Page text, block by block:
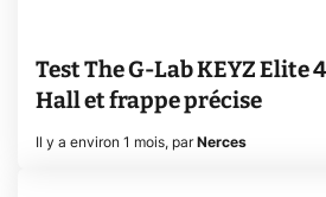
Test The G-Lab KEYZ Elite
Hall et frappe précise
Il y a environ 1 mois, par Nerces